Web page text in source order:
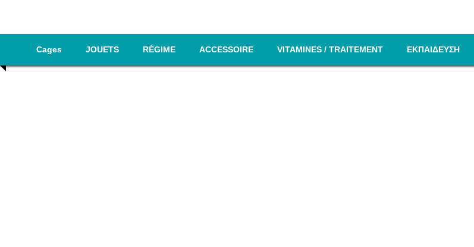
Cages JOUETS RÉGIME ACCESSOIRE VITAMINES / TRAITEMENT EΚΠΑΙΔΕΥΣΗ